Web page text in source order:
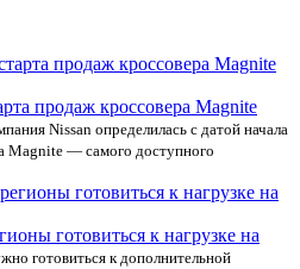
продаж кроссовера Magnite
Nissan определилась с датой начала
Magnite — самого доступного
готовиться к нагрузке на
готовиться к дополнительной